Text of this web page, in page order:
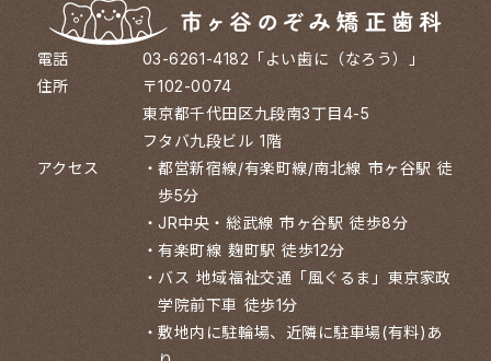
電話
03-6261-4182「よい歯に（なろう）」
住所
〒102-0074
東京都千代田区九段南3丁目4-5
フタバ九段ビル 1階
アクセス
・都営新宿線/有楽町線/南北線 市ヶ谷駅 徒
歩5分
・JR中央・総武線 市ヶ谷駅 徒歩8分
・有楽町線 麹町駅 徒歩12分
・ バス 地域福祉交通「風ぐるま」東京家政
学院前下車 徒歩1分
・敷地内に駐輪場、近隣に駐車場(有料)あ